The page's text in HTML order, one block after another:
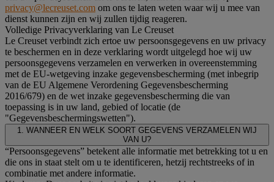
privacy@lecreuset.com om ons te laten weten waar wij u mee van
dienst kunnen zijn en wij zullen tijdig reageren.
Volledige Privacyverklaring van Le Creuset
Le Creuset verbindt zich ertoe uw persoonsgegevens en uw privacy
te beschermen en in deze verklaring wordt uitgelegd hoe wij uw
persoonsgegevens verzamelen en verwerken in overeenstemming
met de EU-wetgeving inzake gegevensbescherming (met inbegrip
van de EU Algemene Verordening Gegevensbescherming
2016/679) en de wet inzake gegevensbescherming die van
toepassing is in uw land, gebied of locatie (de
"Gegevensbeschermingswetten").
1. WANNEER EN WELK SOORT GEGEVENS VERZAMELEN WIJ
VAN U?
“Persoonsgegevens” betekent alle informatie met betrekking tot u en
die ons in staat stelt om u te identificeren, hetzij rechtstreeks of in
combinatie met andere informatie.